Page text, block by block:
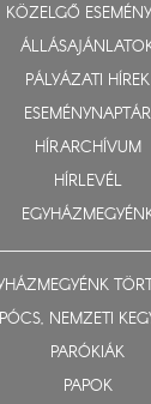
KÖZELGŐ
PÁLYÁZATI HÍREK
ESEMÉNYNAPTÁR
HÍRARCHÍVUM
HÍRLEVÉL
NEMZETI
PARÓKIÁK
PAPOK